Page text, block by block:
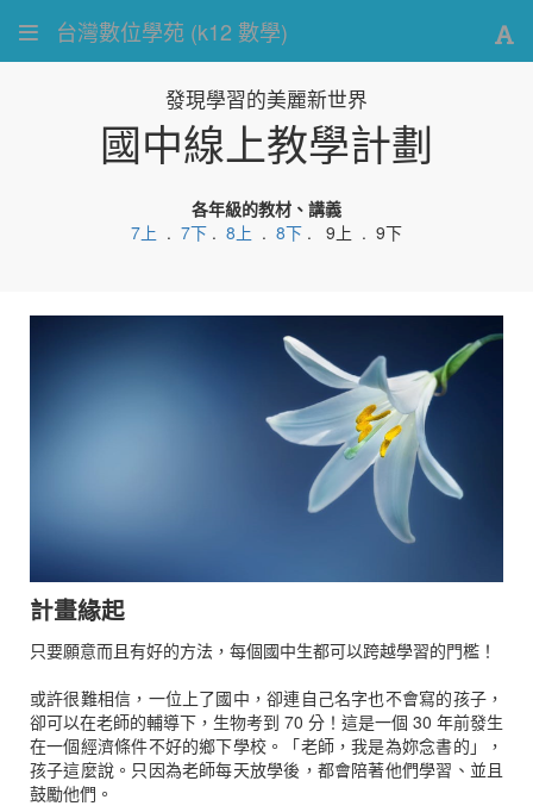
台灣數位學苑 (k12 數學)
發現學習的美麗新世界
國中線上教學計劃
各年級的教材、講義
7上 . 7下 . 8上 . 8下 . 9上 . 9下
計畫緣起
只要願意而且有好的方法，每個國中生都可以跨越學習的門檻！
或許很難相信，一位上了國中，卻連自己名字也不會寫的孩子，
卻可以在老師的輔導下，生物考到 70 分！這是一個 30 年前發生
在一個經濟條件不好的鄉下學校。「老師，我是為妳念書的」，
孩子這麼說。只因為老師每天放學後，都會陪著他們學習、並且
鼓勵他們。